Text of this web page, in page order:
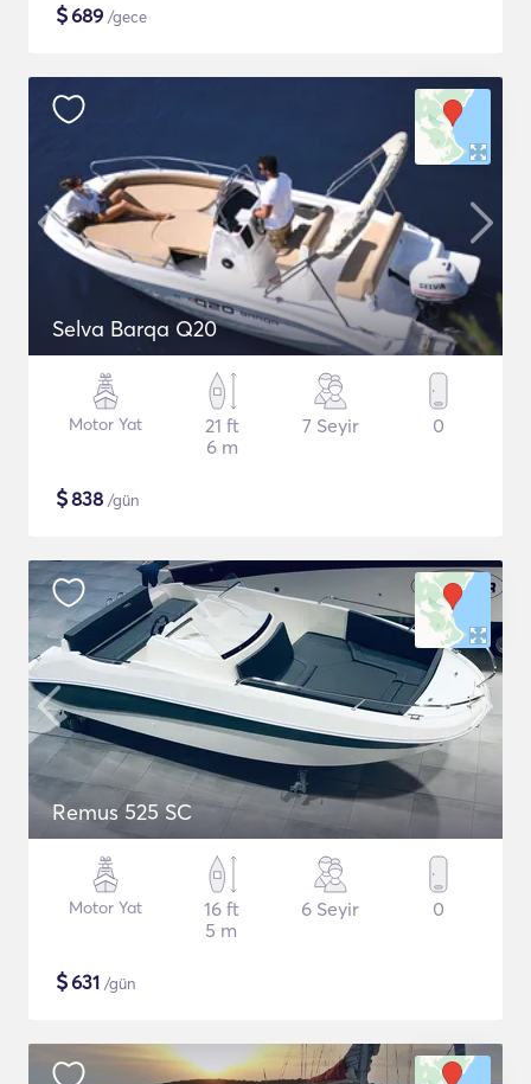
$689 /gece
Selva Barqa Q20
Motor Yat
21 ft
6 m
7 Seyir 0
$838 /gün
Remus 525 SC
Motor Yat
16 ft
5 m
6 Seyir 0
$631 /gün